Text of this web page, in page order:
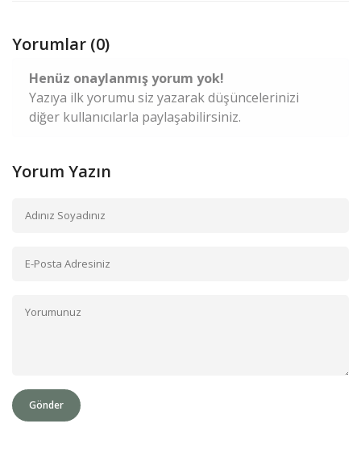
Yorumlar (0)
Henüz onaylanmış yorum yok!
Yazıya ilk yorumu siz yazarak düşüncelerinizi
diğer kullanıcılarla paylaşabilirsiniz.
Yorum Yazın
Gönder